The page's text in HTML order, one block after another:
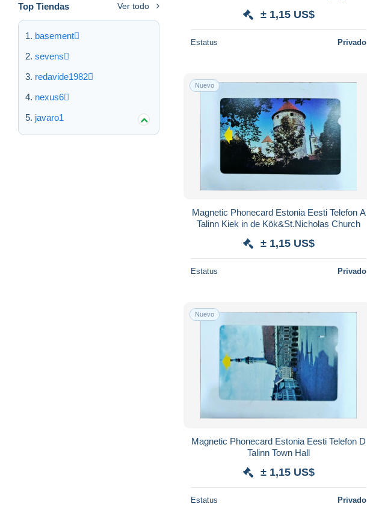
Top Tiendas Ver todo
basement
sevens
redavide1982
nexus6
javaro1
± 1,15 US$
Estatus Privado
Nuevo
Magnetic Phonecard Estonia Eesti Telefon A
Talinn Kiek in de Kök&St.Nicholas Church
± 1,15 US$
Estatus Privado
Nuevo
Magnetic Phonecard Estonia Eesti Telefon D
Talinn Town Hall
± 1,15 US$
Estatus Privado